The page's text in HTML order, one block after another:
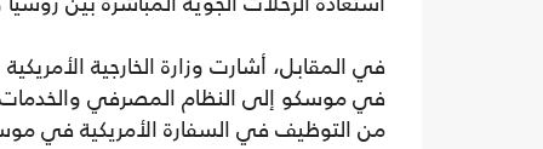
في المقابل، أشارت وزارة الخارجية
في موسكو إلى النظام المصرفي
من التوظيف في السفارة الأمريكية في